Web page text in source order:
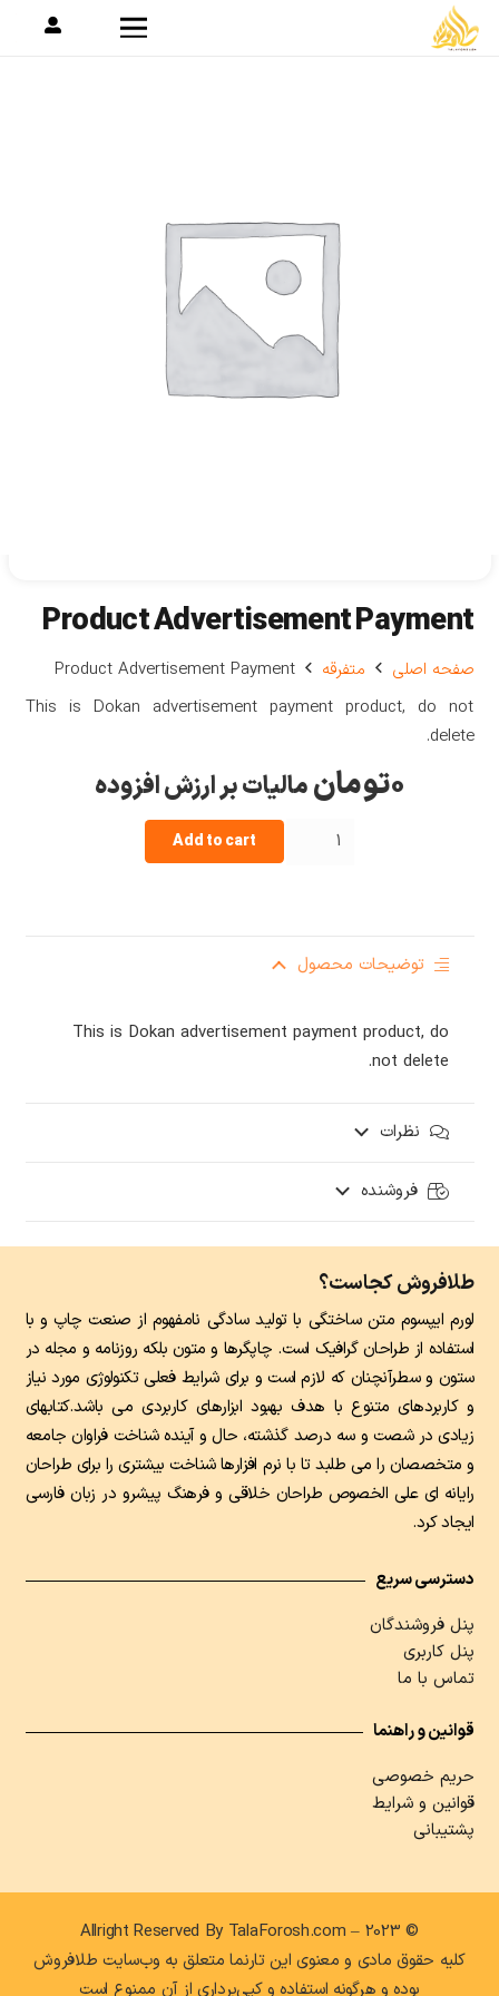
Product Advertisement Payment
صفحه اصلی متفرقه
Product Advertisement Payment
This is Dokan advertisement payment product, do not
delete.
۰تومانمالیات بر ارزش افزوده
Product
Advertisement
Add to cart
توضیحات محصول
This is Dokan advertisement payment product, do
not delete.
نظرات
فروشنده
طلافروش کجاست؟
لورم ایپسوم متن ساختگی با تولید سادگی نامفهوم از صنعت چاپ و با
استفاده از طراحان گرافیک است. چاپگرها و متون بلکه روزنامه و مجله در
ستون و سطرآنچنان که لازم است و برای شرایط فعلی تکنولوژی مورد نیاز
و کاربردهای متنوع با هدف بهبود ابزارهای کاربردی می باشد.کتابهای
زیادی در شصت و سه درصد گذشته، حال و آینده شناخت فراوان جامعه
و متخصصان را می طلبد تا با نرم افزارها شناخت بیشتری را برای طراحان
رایانه ای علی الخصوص طراحان خلاقی و فرهنگ پیشرو در زبان فارسی
ایجاد کرد.
دسترسی سریع
پنل فروشندگان
پنل کاربری
تماس با ما
قوانین و راهنما
حریم خصوصی
قوانین و شرایط
پشتیبانی
© 2023 – Allright Reserved By TalaForosh.com
کلیه حقوق مادی و معنوی این تارنما متعلق به وب‌سایت طلافروش
بوده و هرگونه استفاده و کپی‌برداری از آن ممنوع است